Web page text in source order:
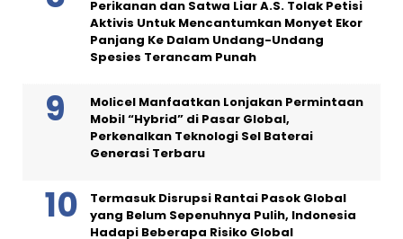
Perikanan dan Satwa Liar A.S. Tolak Petisi
Aktivis Untuk Mencantumkan Monyet Ekor
Panjang Ke Dalam Undang-Undang
Spesies Terancam Punah
Molicel Manfaatkan Lonjakan Permintaan
Mobil “Hybrid” di Pasar Global,
Perkenalkan Teknologi Sel Baterai
Generasi Terbaru
Termasuk Disrupsi Rantai Pasok Global
yang Belum Sepenuhnya Pulih, Indonesia
Hadapi Beberapa Risiko Global